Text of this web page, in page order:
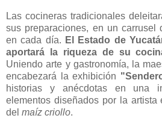
Las cocineras tradicionales
sus preparaciones, en un carrusel
en cada día. El Estado de
aportará la riqueza de su
Uniendo arte y gastronomía, la
encabezará la exhibición
historias y anécdotas en una
elementos diseñados por la artista
del maíz criollo.